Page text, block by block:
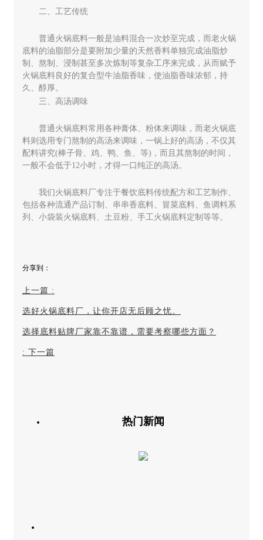
二、工艺传统
普通火锅底料一般是油料混合一次炒至完成，而老火锅
底料的油脂部分是要附加少量的天然香料单独完成油脂炒
制、熬制、浸制甚至多次炼制等复杂工序来完成，从而赋予
火锅底料良好的复合型牛油脂香味，使油脂香味浓郁，持
久、醇厚。
三、高汤调味
普通火锅底料常用各种膏体、粉体来调味，而老火锅底
料则选用专门熬制的高汤来调味，一锅上好的高汤，不仅其
配料讲究(棒子骨、鸡、鸭、鱼、等)，而且其熬制的时间，
一般不会低于12小时，才得一口纯正的高汤。
我们火锅底料厂专注于餐饮底料传统配方和工艺制作、
包括各种流通产品订制、串串香底料、冒菜底料、鱼调料系
列、小袋装火锅底料、土豆粉、手工火锅底料定制等等。
上一篇 :
选好火锅底料厂，让你开店无后顾之忧。
选择底料贴牌厂家靠不靠谱，需要考察哪些方面？
: 下一篇
热门新闻